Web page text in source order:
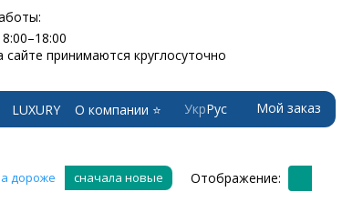
8:00–18:00
сайте принимаются круглосуточно
LUXURY
О компании ⭐
УкрРус Мой заказ
дороже сначала новые Отображение: